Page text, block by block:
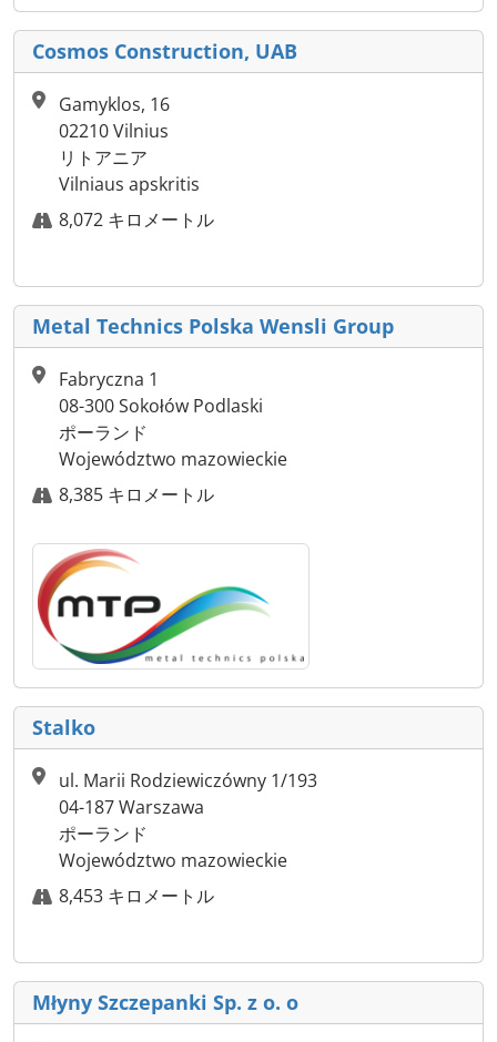
Cosmos Construction, UAB
Gamyklos, 16
02210 Vilnius
リトアニア
Vilniaus apskritis
8,072 キロメートル
Metal Technics Polska Wensli Group
Fabryczna 1
08-300 Sokołów Podlaski
ポーランド
Województwo mazowieckie
8,385 キロメートル
Stalko
ul. Marii Rodziewiczówny 1/193
04-187 Warszawa
ポーランド
Województwo mazowieckie
8,453 キロメートル
Młyny Szczepanki Sp. z o. o